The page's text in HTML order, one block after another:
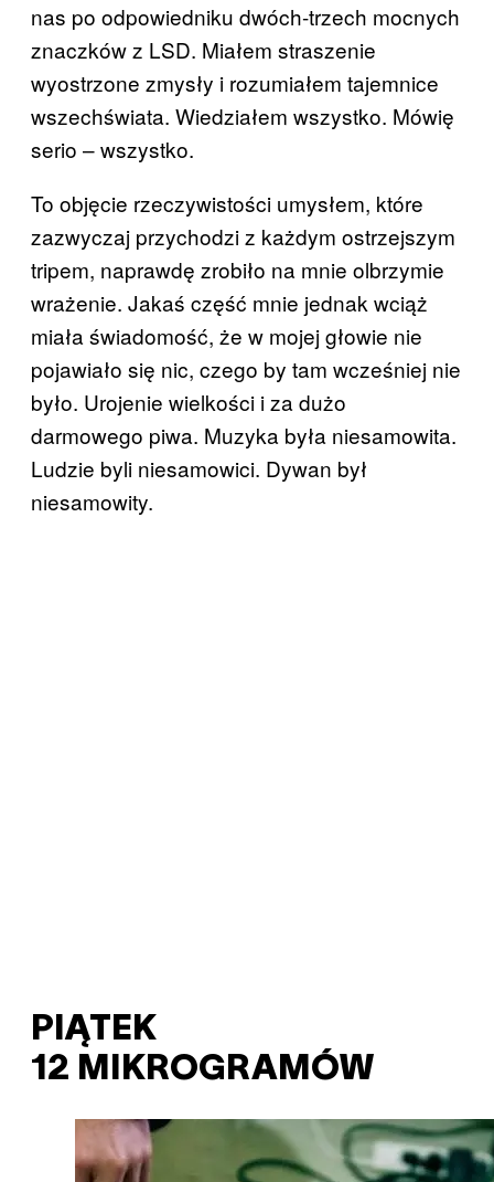
nas po odpowiedniku dwóch-trzech mocnych
znaczków z LSD. Miałem straszenie
wyostrzone zmysły i rozumiałem tajemnice
wszechświata. Wiedziałem wszystko. Mówię
serio – wszystko.
To objęcie rzeczywistości umysłem, które
zazwyczaj przychodzi z każdym ostrzejszym
tripem, naprawdę zrobiło na mnie olbrzymie
wrażenie. Jakaś część mnie jednak wciąż
miała świadomość, że w mojej głowie nie
pojawiało się nic, czego by tam wcześniej nie
było. Urojenie wielkości i za dużo
darmowego piwa. Muzyka była niesamowita.
Ludzie byli niesamowici. Dywan był
niesamowity.
PIĄTEK
12 MIKROGRAMÓW